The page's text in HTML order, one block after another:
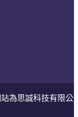
站為思誠科技有限公